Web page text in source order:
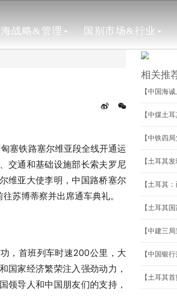
战略&管理 国别市场&行业
塞铁路塞尔维亚段全线开通运
交通和基础设施部长索夫罗尼
维亚大使李明，中国路桥塞尔
苏博蒂察并出席通车典礼。
，首班列车时速200公里，大
国家经济繁荣注入强劲动力，
领导人和中国朋友们的支持，
相关推
【中国海
【中煤土
【中铁四
【土耳其
【土耳其
【土耳其
【中建三
【中国银
【土耳其